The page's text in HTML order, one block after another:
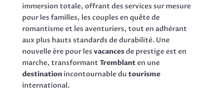
immersion totale, offrant des services sur mesure
pour les familles, les couples en quête de
romantisme et les aventuriers, tout en adhérant
aux plus hauts standards de durabilité. Une
nouvelle ère pour les vacancesde prestige est en
marche, transformant Tremblanten une
destinationincontournable du tourisme
international.